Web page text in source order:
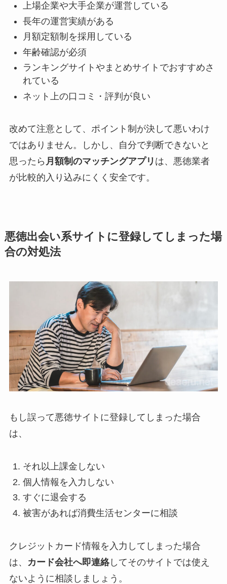
上場企業や大手企業が運営している
長年の運営実績がある
月額定額制を採用している
年齢確認が必須
ランキングサイトやまとめサイトでおすすめさ
れている
ネット上の口コミ・評判が良い
改めて注意として、ポイント制が決して悪いわけ
ではありません。しかし、自分で判断できないと
思ったら 月額制のマッチングアプリ は、悪徳業者
が比較的入り込みにくく安全です。
悪徳出会い系サイトに登録してしまった場
合の対処法
もし誤って悪徳サイトに登録してしまった場合
は、
それ以上課金しない
個人情報を入力しない
すぐに退会する
被害があれば消費生活センターに相談
クレジットカード情報を入力してしまった場合
は、
カード会社へ即連絡してそのサイトでは使え
ないように相談しましょう。